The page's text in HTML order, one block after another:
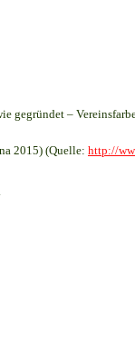
gegründet –
2015) (Quelle: http://